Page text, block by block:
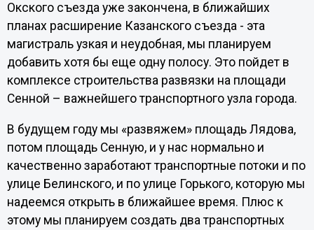
Окского съезда уже закончена, в ближайших
планах расширение Казанского съезда - эта
магистраль узкая и неудобная, мы планируем
добавить хотя бы еще одну полосу. Это пойдет в
комплексе строительства развязки на площади
Сенной – важнейшего транспортного узла города.
В будущем году мы «развяжем» площадь Лядова,
потом площадь Сенную, и у нас нормально и
качественно заработают транспортные потоки и по
улице Белинского, и по улице Горького, которую мы
надеемся открыть в ближайшее время. Плюс к
этому мы планируем создать два транспортных